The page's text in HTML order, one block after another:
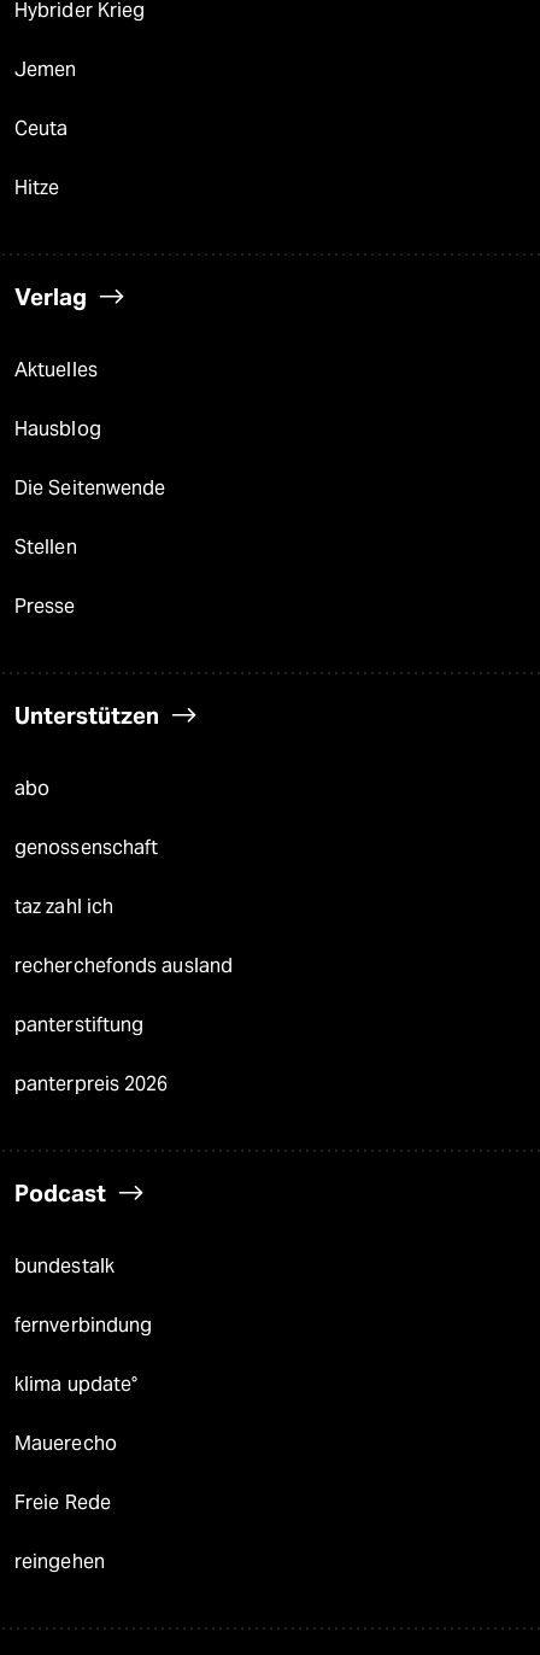
Hybrider Krieg
Jemen
Ceuta
Hitze
Verlag
Aktuelles
Hausblog
Die Seitenwende
Stellen
Presse
Unterstützen
abo
genossenschaft
taz zahl ich
recherchefonds ausland
panterstiftung
panterpreis 2026
Podcast
bundestalk
fernverbindung
klima update°
Mauerecho
Freie Rede
reingehen